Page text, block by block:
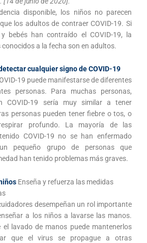
disponible, los niños no parecen
los adultos de contraer COVID-19. Si
bebés han contraído el COVID-19, la
a la fecha son en adultos.
cualquier signo de COVID-19
19 puede manifestarse de diferentes
personas. Para muchas personas,
19 sería muy similar a tener
personas pueden tener fiebre o tos, o
profundo. La mayoría de las
COVID-19 no se han enfermado
pequeño grupo de personas que
han tenido problemas más graves.
Enseña y refuerza las medidas
desempeñan un rol importante
a los niños a lavarse las manos.
el lavado de manos puede mantenerlos
que el virus se propague a otras